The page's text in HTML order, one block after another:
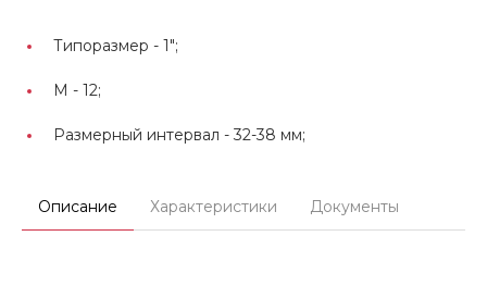
Типоразмер - 1";
М - 12;
Размерный интервал - 32-38 мм;
Описание Характеристики Документы